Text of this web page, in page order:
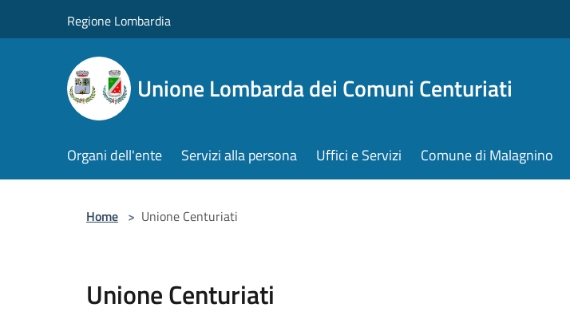
Regione Lombardia
Unione Lombarda dei Comuni Centuriati
Organi dell'ente Servizi alla persona Uffici e Servizi Comune di Malagnino
Home > Unione Centuriati
Unione Centuriati